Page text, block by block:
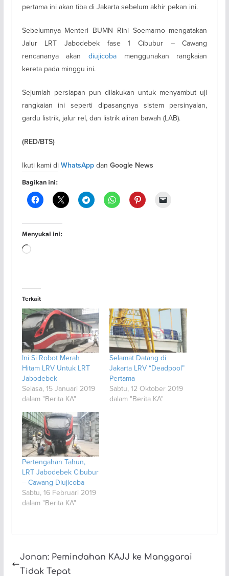
pertama ini akan tiba di Jakarta sebelum akhir pekan ini.
Sebelumnya Menteri BUMN Rini Soemarno mengatakan
Jalur LRT Jabodebek fase 1 Cibubur – Cawang
rencananya akan diujicoba menggunakan rangkaian
kereta pada minggu ini.
Sejumlah persiapan pun dilakukan untuk menyambut uji
rangkaian ini seperti dipasangnya sistem persinyalan,
gardu listrik, jalur rel, dan listrik aliran bawah (LAB).
(RED/BTS)
Ikuti kami di WhatsAppdan Google News
Bagikan ini:
Menyukai ini:
Memuat...
Terkait
Ini Si Robot Merah
Hitam LRV Untuk LRT
Jabodebek
Selasa, 15 Januari 2019
dalam "Berita KA"
Selamat Datang di
Jakarta LRV “Deadpool”
Pertama
Sabtu, 12 Oktober 2019
dalam "Berita KA"
Pertengahan Tahun,
LRT Jabodebek Cibubur
– Cawang Diujicoba
Sabtu, 16 Februari 2019
dalam "Berita KA"
Jonan: Pemindahan KAJJ ke Manggarai
Tidak Tepat